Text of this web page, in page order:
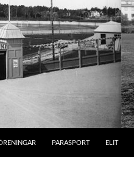
PARASPORT ELIT